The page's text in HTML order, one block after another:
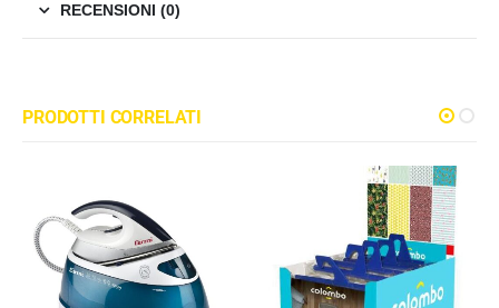
RECENSIONI (0)
PRODOTTI CORRELATI